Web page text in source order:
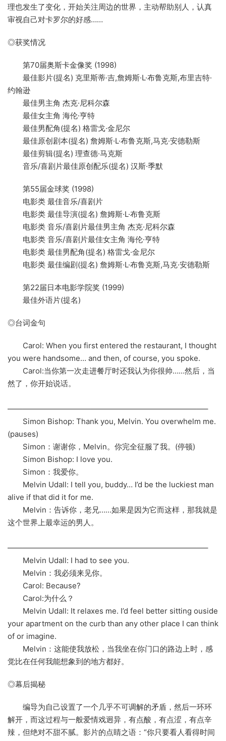
理也发生了变化，开始关注周边的世界，主动帮助别人，认真
审视自己对卡罗尔的好感……
◎获奖情况
第70届奥斯卡金像奖 (1998)
最佳影片(提名) 克里斯蒂·吉,詹姆斯·L·布鲁克斯,布里吉特·
约翰逊
最佳男主角 杰克·尼科尔森
最佳女主角 海伦·亨特
最佳男配角(提名) 格雷戈·金尼尔
最佳原创剧本(提名) 詹姆斯·L·布鲁克斯,马克·安德勒斯
最佳剪辑(提名) 理查德·马克斯
音乐/喜剧片最佳原创配乐(提名) 汉斯·季默
第55届金球奖 (1998)
电影类 最佳音乐/喜剧片
电影类 最佳导演(提名) 詹姆斯·L·布鲁克斯
电影类 音乐/喜剧片最佳男主角 杰克·尼科尔森
电影类 音乐/喜剧片最佳女主角 海伦·亨特
电影类 最佳男配角(提名) 格雷戈·金尼尔
电影类 最佳编剧(提名) 詹姆斯·L·布鲁克斯,马克·安德勒斯
第22届日本电影学院奖 (1999)
最佳外语片(提名)
◎台词金句
Carol: When you first entered the restaurant, I thought
you were handsome… and then, of course, you spoke.
Carol:当你第一次走进餐厅时还我认为你很帅……然后，当
然了，你开始说话。
——————————————————————————–
Simon Bishop: Thank you, Melvin. You overwhelm me.
(pauses)
Simon：谢谢你，Melvin。你完全征服了我。(停顿)
Simon Bishop: I love you.
Simon：我爱你。
Melvin Udall: I tell you, buddy… I’d be the luckiest man
alive if that did it for me.
Melvin：告诉你，老兄……如果是因为它而这样，那我就是
这个世界上最幸运的男人。
——————————————————————————–
Melvin Udall: I had to see you.
Melvin：我必须来见你。
Carol: Because?
Carol:为什么？
Melvin Udall: It relaxes me. I’d feel better sitting ouside
your apartment on the curb than any other place I can think
of or imagine.
Melvin：这能使我放松，当我坐在你门口的路边上时，感
觉比在任何我能想象到的地方都好。
◎幕后揭秘
编导为自己设置了一个几乎不可调解的矛盾，然后一环环
解开，而这过程与一般爱情戏迥异，有点酸，有点涩，有点辛
辣，但绝对不甜不腻。影片的点睛之语：“你只要看人看得时间